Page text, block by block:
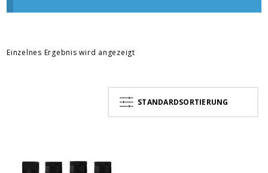
Einzelnes Ergebnis wird angezeigt
STANDARDSORTIERUNG